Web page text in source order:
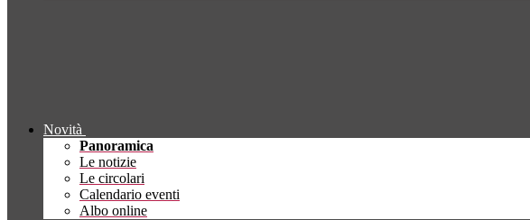
Novità
Panoramica
Le notizie
Le circolari
Calendario eventi
Albo online